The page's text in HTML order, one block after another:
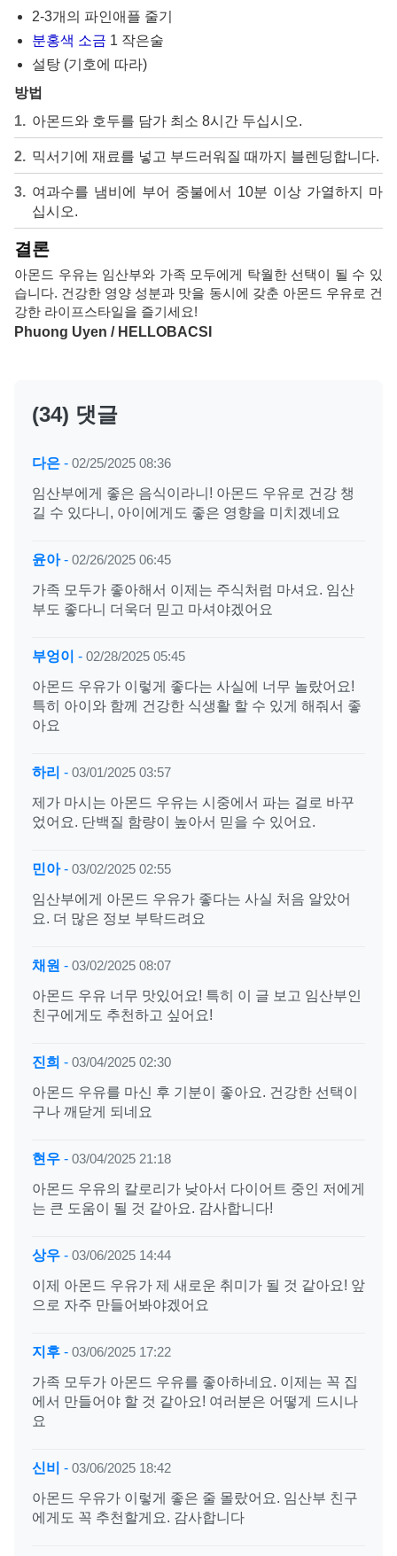
2-3개의 파인애플 줄기
분홍색 소금 1 작은술
설탕 (기호에 따라)
방법
아몬드와 호두를 담가 최소 8시간 두십시오.
믹서기에 재료를 넣고 부드러워질 때까지 블렌딩합니다.
여과수를 냄비에 부어 중불에서 10분 이상 가열하지 마
십시오.
결론
아몬드 우유는 임산부와 가족 모두에게 탁월한 선택이 될 수 있
습니다. 건강한 영양 성분과 맛을 동시에 갖춘 아몬드 우유로 건
강한 라이프스타일을 즐기세요!
Phuong Uyen / HELLOBACSI
(34) 댓글
다은 - 02/25/2025 08:36
임산부에게 좋은 음식이라니! 아몬드 우유로 건강 챙
길 수 있다니, 아이에게도 좋은 영향을 미치겠네요
윤아- 02/26/2025 06:45
가족 모두가 좋아해서 이제는 주식처럼 마셔요. 임산
부도 좋다니 더욱더 믿고 마셔야겠어요
부엉이 - 02/28/2025 05:45
아몬드 우유가 이렇게 좋다는 사실에 너무 놀랐어요!
특히 아이와 함께 건강한 식생활 할 수 있게 해줘서 좋
아요
하리 - 03/01/2025 03:57
제가 마시는 아몬드 우유는 시중에서 파는 걸로 바꾸
었어요. 단백질 함량이 높아서 믿을 수 있어요.
민아- 03/02/2025 02:55
임산부에게 아몬드 우유가 좋다는 사실 처음 알았어
요. 더 많은 정보 부탁드려요
채원 - 03/02/2025 08:07
아몬드 우유 너무 맛있어요! 특히 이 글 보고 임산부인
친구에게도 추천하고 싶어요!
진희 - 03/04/2025 02:30
아몬드 우유를 마신 후 기분이 좋아요. 건강한 선택이
구나 깨닫게 되네요
현우 - 03/04/2025 21:18
아몬드 우유의 칼로리가 낮아서 다이어트 중인 저에게
는 큰 도움이 될 것 같아요. 감사합니다!
상우 - 03/06/2025 14:44
이제 아몬드 우유가 제 새로운 취미가 될 것 같아요! 앞
으로 자주 만들어봐야겠어요
지후 - 03/06/2025 17:22
가족 모두가 아몬드 우유를 좋아하네요. 이제는 꼭 집
에서 만들어야 할 것 같아요! 여러분은 어떻게 드시나
요
신비 - 03/06/2025 18:42
아몬드 우유가 이렇게 좋은 줄 몰랐어요. 임산부 친구
에게도 꼭 추천할게요. 감사합니다